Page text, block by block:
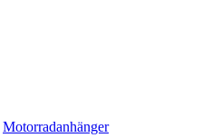
Motorradanhänger